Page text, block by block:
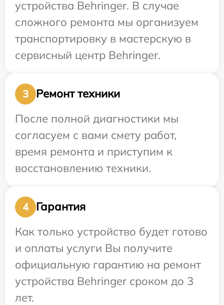
устройства Behringer. В случае
сложного ремонта мы организуем
транспортировку в мастерскую в
сервисный центр Behringer.
3
Ремонт техники
После полной диагностики мы
согласуем с вами смету работ,
время ремонта и приступим к
восстановлению техники.
4
Гарантия
Как только устройство будет готово
и оплаты услуги Вы получите
официальную гарантию на ремонт
устройства Behringer сроком до 3
лет.